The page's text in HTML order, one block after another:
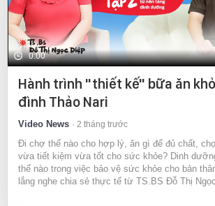
0:00
Hành trình "thiết kế" bữa ăn
đình Thảo Nari
Video News 2 tháng trước
Đi chợ thế nào cho hợp lý, ăn gì để đủ chất,
vừa tiết kiệm vừa tốt cho sức khỏe? Dinh
thế nào trong việc bảo vệ sức khỏe cho bản
lắng nghe chia sẻ thực tế từ TS.BS Đỗ Thị